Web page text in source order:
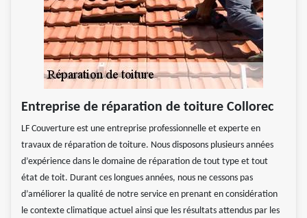
Entreprise de réparation de toiture Collorec
LF Couverture est une entreprise professionnelle et experte en
travaux de réparation de toiture. Nous disposons plusieurs années
d’expérience dans le domaine de réparation de tout type et tout
état de toit. Durant ces longues années, nous ne cessons pas
d’améliorer la qualité de notre service en prenant en considération
le contexte climatique actuel ainsi que les résultats attendus par les